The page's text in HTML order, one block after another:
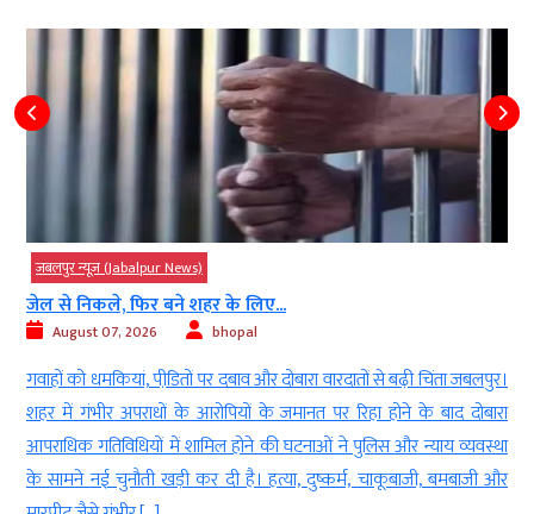
जबलपुर न्यूज़ (Jabalpur News)
जेल से निकले, फिर बने शहर के लिए...
August 07, 2026 bhopal
गवाहों को धमकियां, पीडि़तों पर दबाव और दोबारा वारदातों से बढ़ी चिंता जबलपुर।
शहर में गंभीर अपराधों के आरोपियों के जमानत पर रिहा होने के बाद दोबारा
आपराधिक गतिविधियों में शामिल होने की घटनाओं ने पुलिस और न्याय व्यवस्था
के सामने नई चुनौती खड़ी कर दी है। हत्या, दुष्कर्म, चाकूबाजी, बमबाजी और